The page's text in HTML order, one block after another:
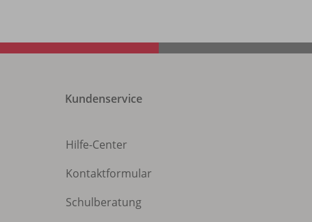
Kundenservice
Hilfe-Center
Kontaktformular
Schulberatung